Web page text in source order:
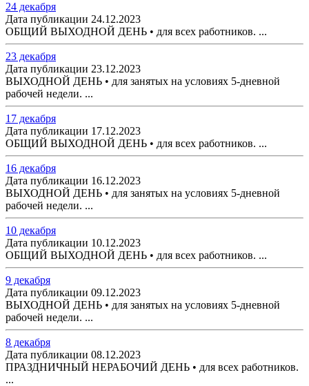
24 декабря
Дата публикации 24.12.2023
ОБЩИЙ ВЫХОДНОЙ ДЕНЬ • для всех работников. ...
23 декабря
Дата публикации 23.12.2023
ВЫХОДНОЙ ДЕНЬ • для занятых на условиях 5-дневной
рабочей недели. ...
17 декабря
Дата публикации 17.12.2023
ОБЩИЙ ВЫХОДНОЙ ДЕНЬ • для всех работников. ...
16 декабря
Дата публикации 16.12.2023
ВЫХОДНОЙ ДЕНЬ • для занятых на условиях 5-дневной
рабочей недели. ...
10 декабря
Дата публикации 10.12.2023
ОБЩИЙ ВЫХОДНОЙ ДЕНЬ • для всех работников. ...
9 декабря
Дата публикации 09.12.2023
ВЫХОДНОЙ ДЕНЬ • для занятых на условиях 5-дневной
рабочей недели. ...
8 декабря
Дата публикации 08.12.2023
ПРАЗДНИЧНЫЙ НЕРАБОЧИЙ ДЕНЬ • для всех работников.
...